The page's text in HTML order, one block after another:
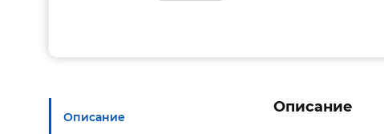
Описание
Описание